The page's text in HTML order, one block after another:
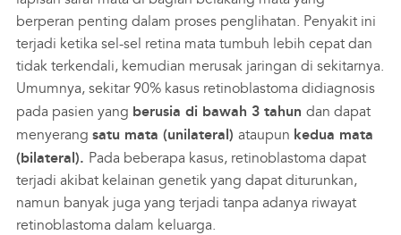
berperan penting dalam proses penglihatan. Penyakit ini
terjadi ketika sel-sel retina mata tumbuh lebih cepat dan
tidak terkendali, kemudian merusak jaringan di sekitarnya.
Umumnya, sekitar 90% kasus retinoblastoma didiagnosis
pada pasien yang berusia di bawah 3 tahun dan dapat
menyerang satu mata (unilateral) ataupun kedua mata
(bilateral). Pada beberapa kasus, retinoblastoma dapat
terjadi akibat kelainan genetik yang dapat diturunkan,
namun banyak juga yang terjadi tanpa adanya riwayat
retinoblastoma dalam keluarga.